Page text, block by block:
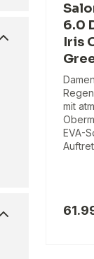
6.0
Iris
mit
EVA-